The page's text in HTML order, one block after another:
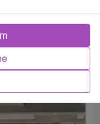
i
dostępem do
1000 m².